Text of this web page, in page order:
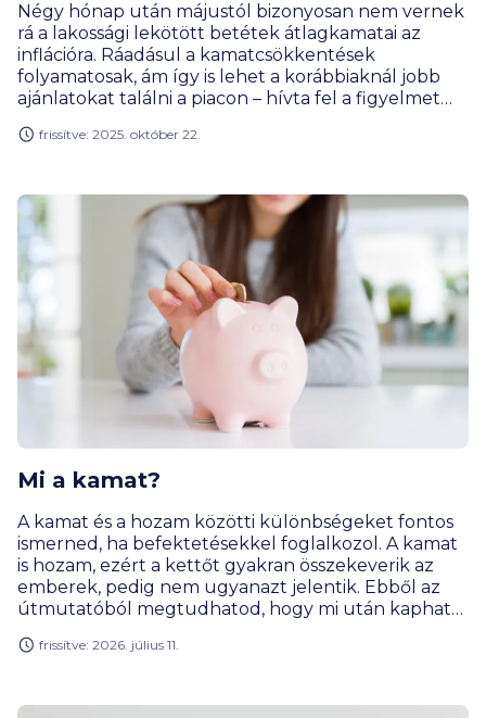
Négy hónap után májustól bizonyosan nem vernek
rá a lakossági lekötött betétek átlagkamatai az
inflációra. Ráadásul a kamatcsökkentések
folyamatosak, ám így is lehet a korábbiaknál jobb
ajánlatokat találni a piacon – hívta fel a figyelmet
szakértője.
frissítve: 2025. október 22.
Mi a kamat?
A kamat és a hozam közötti különbségeket fontos
ismerned, ha befektetésekkel foglalkozol. A kamat
is hozam, ezért a kettőt gyakran összekeverik az
emberek, pedig nem ugyanazt jelentik. Ebből az
útmutatóból megtudhatod, hogy mi után kaphatsz
utána. Azt is elmondjuk hogyan válassz befektetést,
frissítve: 2026. július 11.